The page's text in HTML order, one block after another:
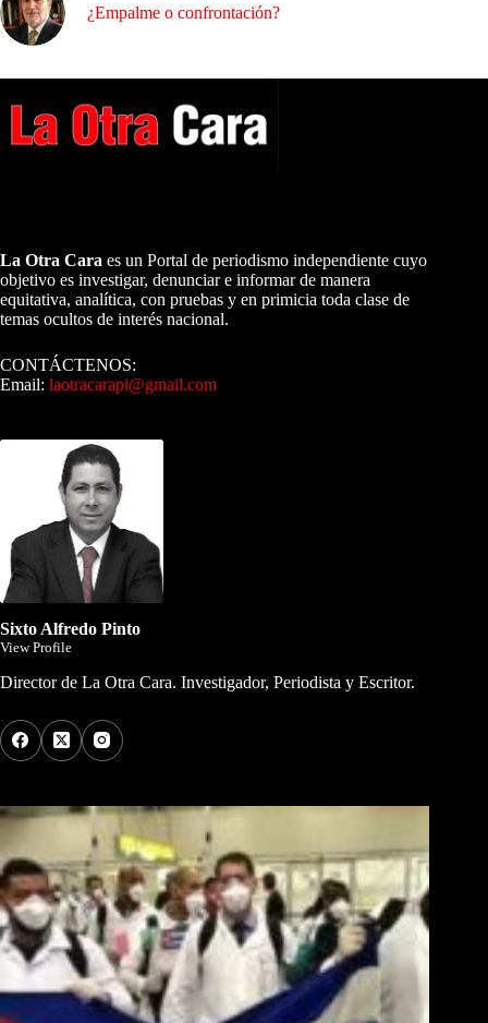
¿Empalme o confrontación?
La Otra Cara es un Portal de periodismo independiente cuyo
objetivo es investigar, denunciar e informar de manera
equitativa, analítica, con pruebas y en primicia toda clase de
temas ocultos de interés nacional.
CONTÁCTENOS:
Email: laotracarapi@gmail.com
Sixto Alfredo Pinto
View Profile
Director de La Otra Cara. Investigador, Periodista y Escritor.